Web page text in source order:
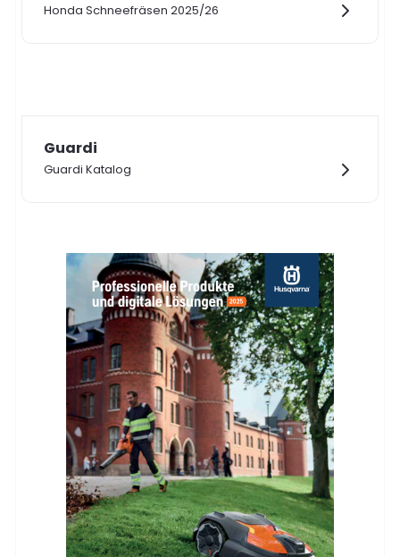
Honda Schneefräsen 2025/26
Guardi
Guardi Katalog